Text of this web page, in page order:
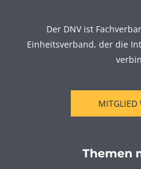
Der DNV ist
Einheitsverband, der die
MITGLIED
Themen